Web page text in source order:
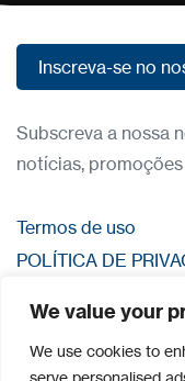
We value your
We use cookies to
serve personalised
Inscreva-se no
Subscreva a nossa
notícias,
Termos de uso
POLÍTICA DE
Iniciar sessão